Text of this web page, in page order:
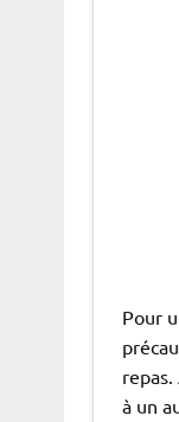
Pour
à un